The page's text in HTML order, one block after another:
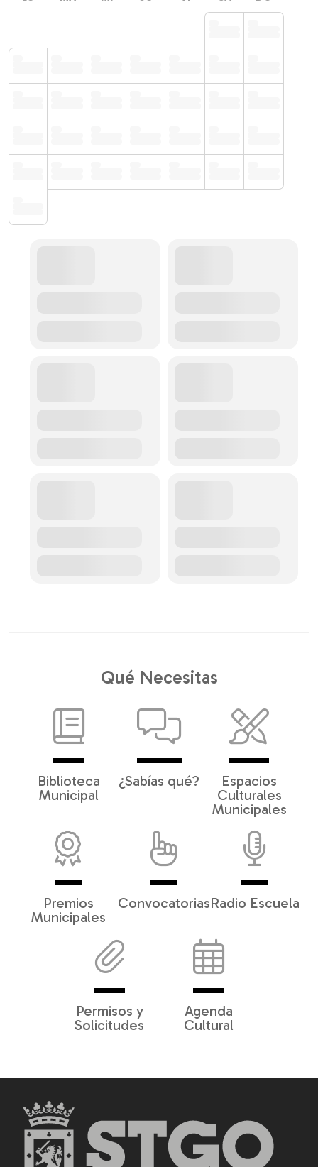
Qué Necesitas
Biblioteca
Municipal
¿Sabías qué?
Espacios
Culturales
Municipales
Premios
Municipales
ConvocatoriasRadio Escuela
Permisos y
Solicitudes
Agenda
Cultural